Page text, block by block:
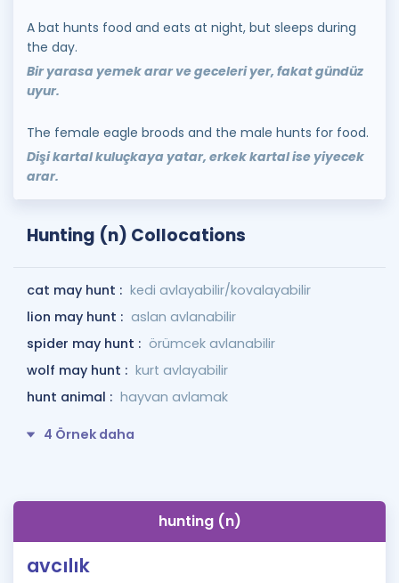
A bat hunts food and eats at night, but sleeps during
the day.
Bir yarasa yemek arar ve geceleri yer, fakat gündüz
uyur.
The female eagle broods and the male hunts for food.
Dişi kartal kuluçkaya yatar, erkek kartal ise yiyecek
arar.
Hunting (n) Collocations
cat may hunt : kedi avlayabilir/kovalayabilir
lion may hunt : aslan avlanabilir
spider may hunt : örümcek avlanabilir
wolf may hunt : kurt avlayabilir
hunt animal : hayvan avlamak
4 Örnek daha
hunting (n)
avcılık